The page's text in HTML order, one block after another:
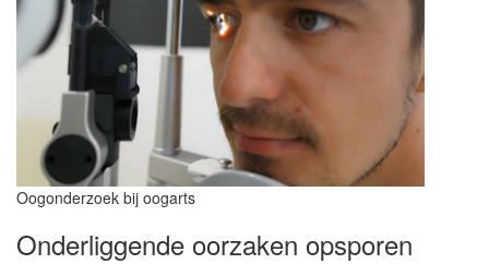
Oogonderzoek bij oogarts
Onderliggende oorzaken opsporen